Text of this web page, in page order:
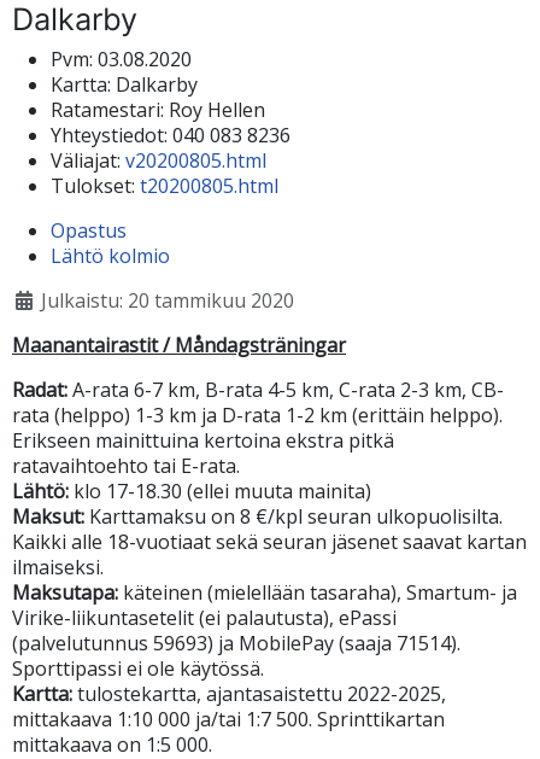
Dalkarby
Pvm: 03.08.2020
Kartta: Dalkarby
Ratamestari: Roy Hellen
Yhteystiedot: 040 083 8236
Väliajat: v20200805.html
Tulokset: t20200805.html
Opastus
Lähtö kolmio
Julkaistu: 20 tammikuu 2020
Maanantairastit / Måndagsträningar
Radat:A-rata 6-7 km, B-rata 4-5 km, C-rata 2-3 km, CB-
rata (helppo) 1-3 km ja D-rata 1-2 km (erittäin helppo).
Erikseen mainittuina kertoina ekstra pitkä
ratavaihtoehto tai E-rata.
Lähtö: klo 17-18.30 (ellei muuta mainita)
Maksut: Karttamaksu on 8 €/kpl seuran ulkopuolisilta.
Kaikki alle 18-vuotiaat sekä seuran jäsenet saavat kartan
ilmaiseksi.
Maksutapa: käteinen (mielellään tasaraha), Smartum- ja
Virike-liikuntasetelit (ei palautusta), ePassi
(palvelutunnus 59693) ja MobilePay (saaja 71514).
Sporttipassi ei ole käytössä.
Kartta:tulostekartta, ajantasaistettu 2022-2025,
mittakaava 1:10 000 ja/tai 1:7 500. Sprinttikartan
mittakaava on 1:5 000.